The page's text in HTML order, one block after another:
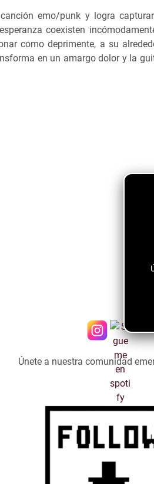
emo/punk y logra
coexisten
como deprimente, a su
en un amargo dolor y la
Únete a nuestra comunidad